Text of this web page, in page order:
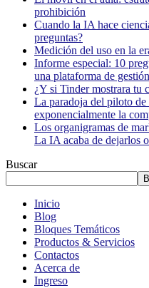
prohibición
Cuando la IA hace
preguntas?
Medición del uso en la
Informe especial: 10
una plataforma de
¿Y si Tinder mostrara tu
La paradoja del piloto
exponencialmente la
Los organigramas de
La IA acaba de dejarlos
Buscar
Inicio
Blog
Bloques Temáticos
Productos & Servicios
Contactos
Acerca de
Ingreso